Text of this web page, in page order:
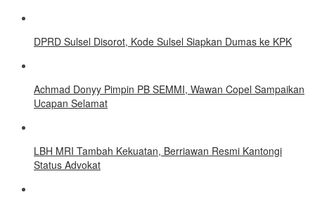
DPRD Sulsel Disorot, Kode Sulsel Siapkan Dumas ke KPK
Achmad Donyy Pimpin PB SEMMI, Wawan Copel Sampaikan
Ucapan Selamat
LBH MRI Tambah Kekuatan, Berriawan Resmi Kantongi
Status Advokat